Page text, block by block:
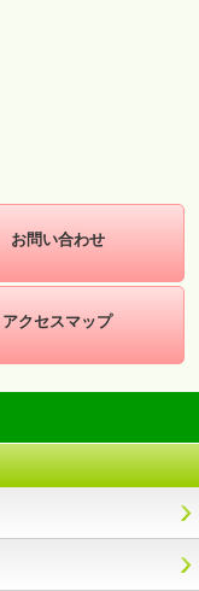
お問い合わせ
アクセスマップ